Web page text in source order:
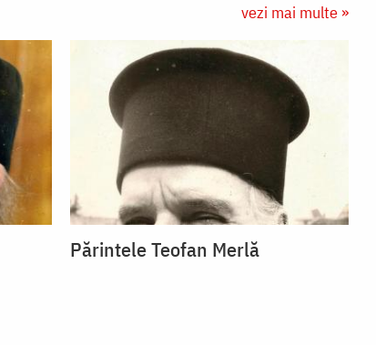
vezi mai multe »
Părintele Teofan Merlă